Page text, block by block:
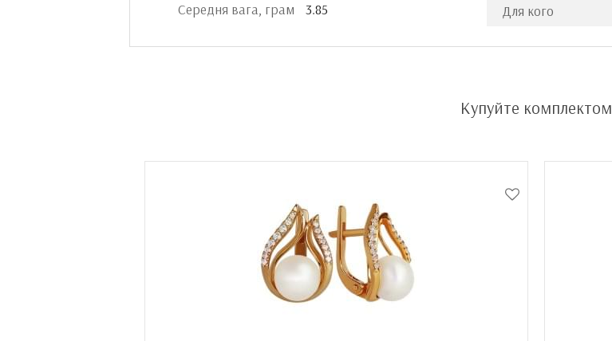
Середня вага, грам
3.85
Для кого
Купуйте комплектом